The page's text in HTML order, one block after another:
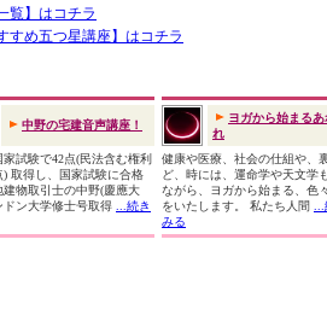
覧】はコチラ
すめ五つ星講座】はコチラ
中野の宅建音声講座！
試験で42点(民法含む権利
) 取得し、国家試験に合格
建物取引士の中野(慶應大
ドン大学修士号取得
...続き
ヨガから始まるあ
れ
健康や医療、社会の仕組や、
ど、時には、運命学や天文学
ながら、ヨガから始まる、色
をいたします。 私たち人間
みる